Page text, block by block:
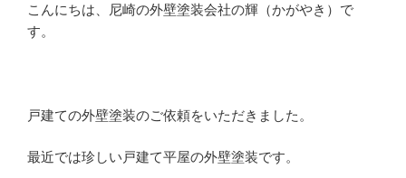
こんにちは、尼崎の外壁塗装会社の輝（かがやき）で
す。
戸建ての外壁塗装のご依頼をいただきました。
最近では珍しい戸建て平屋の外壁塗装です。